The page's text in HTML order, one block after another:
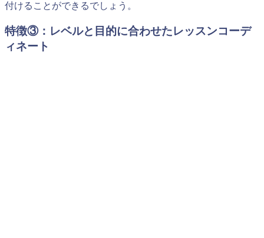
付けることができるでしょう。
特徴③：レベルと目的に合わせたレッスンコーデ
ィネート